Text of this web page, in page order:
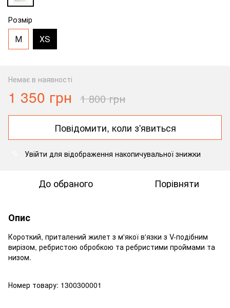
Розмір
М ХS
Немає в наявності
1 350 грн 1 800 грн
Повідомити, коли з'явиться
Увійти для відображення накопичувальної знижки
До обраного Порівняти
Опис
Короткий, приталений жилет з м'якої в'язки з V-подібним
вирізом, ребристою обробкою та ребристими проймами та
низом.
Номер товару: 1300300001